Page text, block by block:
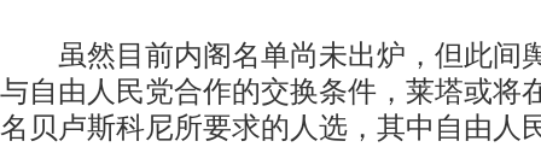
虽然目前内阁名单尚未出炉，但此间
与自由人民党合作的交换条件，莱塔或将
名贝卢斯科尼所要求的人选，其中自由人